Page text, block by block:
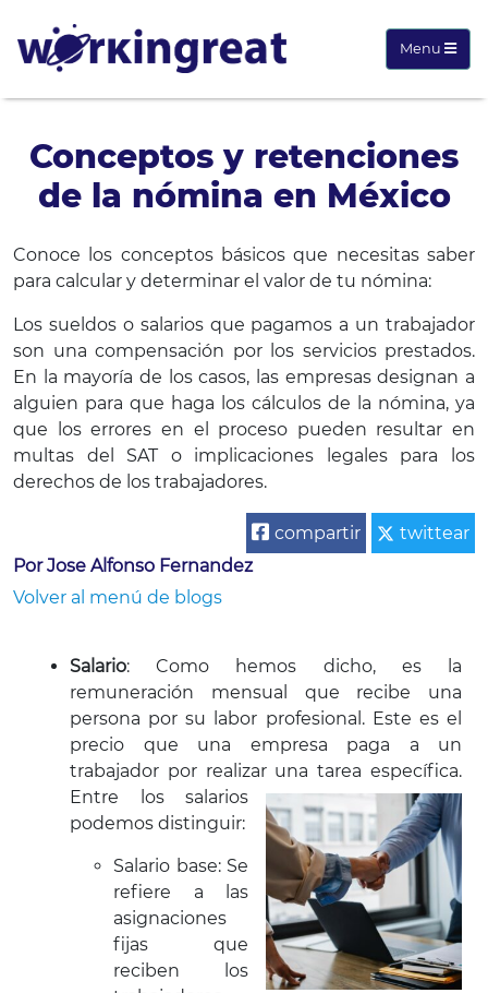
Menu
Conceptos y retenciones
de la nómina en México
Conoce los conceptos básicos que necesitas saber
para calcular y determinar el valor de tu nómina:
Los sueldos o salarios que pagamos a un trabajador
son una compensación por los servicios prestados.
En la mayoría de los casos, las empresas designan a
alguien para que haga los cálculos de la nómina, ya
que los errores en el proceso pueden resultar en
multas del SAT o implicaciones legales para los
derechos de los trabajadores.
twittear
compartir
Por Jose Alfonso Fernandez
Volver al menú de blogs
Salario: Como hemos dicho, es la
remuneración mensual que recibe una
persona por su labor profesional. Este es el
precio que una empresa paga a un
trabajador por realizar una tarea específica.
Entre los salarios
podemos distinguir:
Salario base: Se
refiere a las
asignaciones
fijas que
reciben los